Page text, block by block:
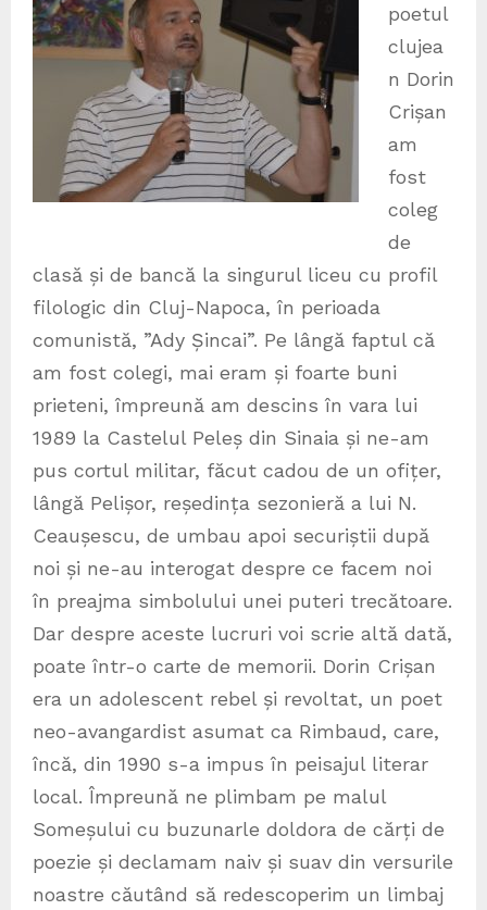
poetul
clujea
n Dorin
Crișan
am
fost
coleg
de
clasă și de bancă la singurul liceu cu profil
filologic din Cluj-Napoca, în perioada
comunistă, ”Ady Șincai”. Pe lângă faptul că
am fost colegi, mai eram și foarte buni
prieteni, împreună am descins în vara lui
1989 la Castelul Peleș din Sinaia și ne-am
pus cortul militar, făcut cadou de un ofițer,
lângă Pelișor, reședința sezonieră a lui N.
Ceaușescu, de umbau apoi securiștii după
noi și ne-au interogat despre ce facem noi
în preajma simbolului unei puteri trecătoare.
Dar despre aceste lucruri voi scrie altă dată,
poate într-o carte de memorii. Dorin Crișan
era un adolescent rebel și revoltat, un poet
neo-avangardist asumat ca Rimbaud, care,
încă, din 1990 s-a impus în peisajul literar
local. Împreună ne plimbam pe malul
Someșului cu buzunarle doldora de cărți de
poezie și declamam naiv și suav din versurile
noastre căutând să redescoperim un limbaj